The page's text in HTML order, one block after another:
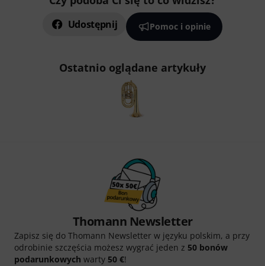
Udostępnij Pomoc i opinie
Ostatnio oglądane artykuły
Thomann Newsletter
Zapisz się do Thomann Newsletter w języku polskim, a przy
odrobinie szczęścia możesz wygrać jeden z 50 bonów
podarunkowych warty 50 €!